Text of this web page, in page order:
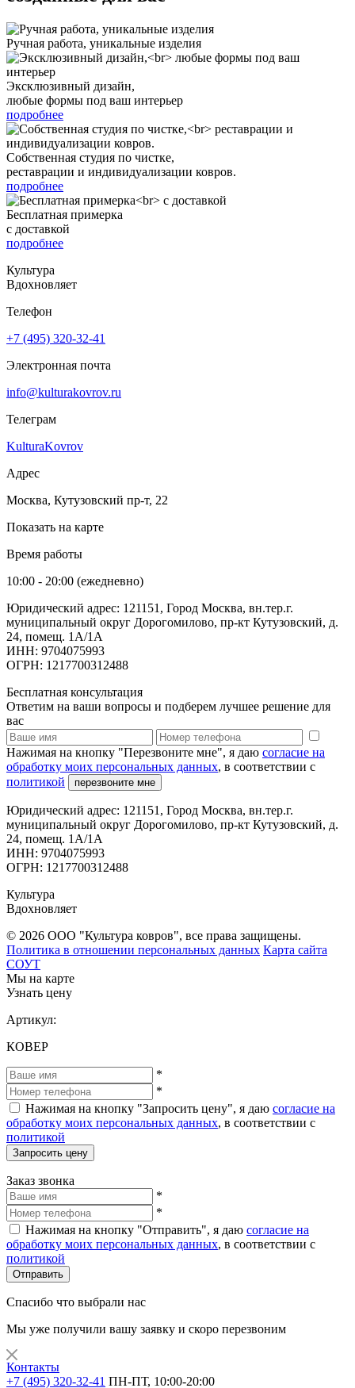
Ручная работа, уникальные изделия
Эксклюзивный дизайн,
любые формы под ваш интерьер
подробнее
Собственная студия по чистке,
реставрации и индивидуализации ковров.
подробнее
Бесплатная примерка
с доставкой
подробнее
Культура
Вдохновляет
Телефон
+7 (495) 320-32-41
Электронная почта
info@kulturakovrov.ru
Телеграм
KulturaKovrov
Адрес
Москва, Кутузовский пр-т, 22
Показать на карте
Время работы
10:00 - 20:00 (ежедневно)
Юридический адрес: 121151, Город Москва, вн.тер.г.
муниципальный округ Дорогомилово, пр-кт Кутузовский, д.
24, помещ. 1А/1А
ИНН: 9704075993
ОГРН: 1217700312488
Бесплатная консультация
Ответим на ваши вопросы и подберем лучшее решение для
вас
Нажимая на кнопку "Перезвоните мне", я даю согласие на
обработку моих персональных данных, в соответствии с
политикой
перезвоните мне
Юридический адрес: 121151, Город Москва, вн.тер.г.
муниципальный округ Дорогомилово, пр-кт Кутузовский, д.
24, помещ. 1А/1А
ИНН: 9704075993
ОГРН: 1217700312488
Культура
Вдохновляет
© 2026 ООО "Культура ковров", все права защищены.
Политика в отношении персональных данных Карта сайта
СОУТ
Мы на карте
Узнать цену
Артикул:
КОВЕР
*
*
Нажимая на кнопку "Запросить цену", я даю согласие на
обработку моих персональных данных, в соответствии с
политикой
Запросить цену
Заказ звонка
*
*
Нажимая на кнопку "Отправить", я даю согласие на
обработку моих персональных данных, в соответствии с
политикой
Отправить
Спасибо что выбрали нас
Мы уже получили вашу заявку и скоро перезвоним
Контакты
+7 (495) 320-32-41 ПН-ПТ, 10:00-20:00